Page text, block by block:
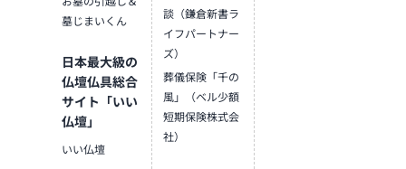
墓じまいくん
日本最大級の
仏壇仏具総合
サイト「いい
仏壇」
いい仏壇
談（鎌倉新書ラ
イフパートナー
ズ）
葬儀保険「千の
風」（ベル少額
短期保険株式会
社）